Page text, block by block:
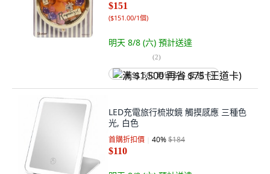
$151
($151.00/1個)
明天 8/8 (六) 預計送達
(2)
满 $1,500 再省 $75 (王道卡)
LED充電旅行梳妝鏡 觸摸感應 三種色
光, 白色
首購折扣價 40%$184
$110